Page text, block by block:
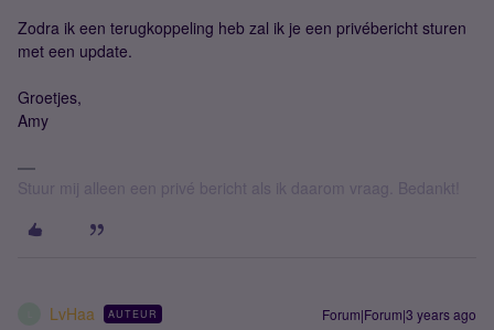
Zodra ik een terugkoppeling heb zal ik je een privébericht sturen
met een update.
Groetjes,
Amy
Stuur mij alleen een privé bericht als ik daarom vraag. Bedankt!
LvHaa AUTEUR Forum|Forum|3 years ago